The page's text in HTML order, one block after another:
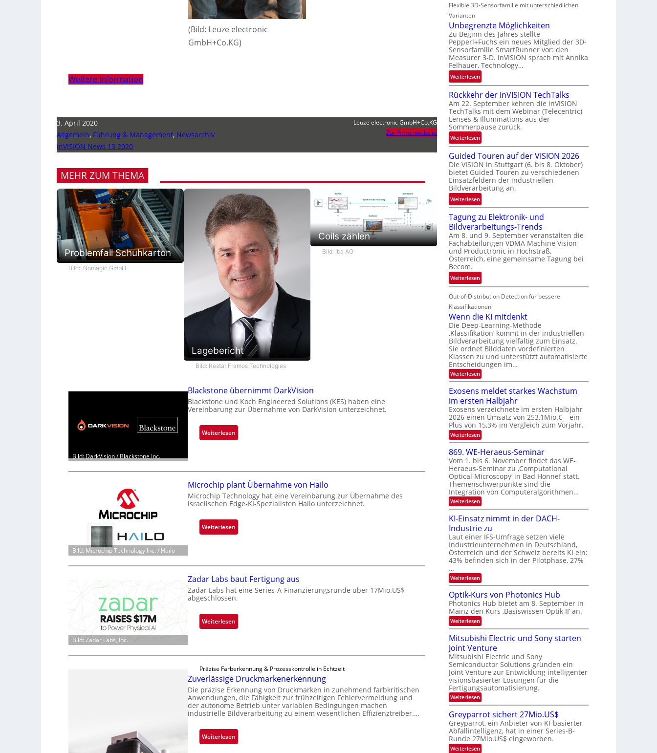
(Bild: Leuze electronic
GmbH+Co.KG)
Weitere Information
3. April 2020
Allgemein, Führung & Management, Newsarchiv
inVISION News 13 2020
Leuze electronic GmbH+Co.KG
Zur Firmenwebsite
MEHR ZUM THEMA
Problemfall Schuhkarton
Bild: .Nomagic GmbH
Lagebericht
Bild: Restar Framos Technologies
Coils zählen
Bild: iba AG
Bild: DarkVision / Blackstone Inc.
Blackstone übernimmt DarkVision
Blackstone und Koch Engineered Solutions (KES) haben eine
Vereinbarung zur Übernahme von DarkVision unterzeichnet.
Weiterlesen:
B
c
k
s
t
n
e
e
r
n
i
m
t
r
k
V
i
s
i
n
Bild: Microchip Technology Inc. / Hailo
Microchip plant Übernahme von Hailo
Microchip Technology hat eine Vereinbarung zur Übernahme des
israelischen Edge-KI-Spezialisten Hailo unterzeichnet.
Weiterlesen:
M
r
o
c
h
p
p
t
Ü
b
e
r
a
h
Bild: Zadar Labs, Inc.
Zadar Labs baut Fertigung aus
Zadar Labs hat eine Series-A-Finanzierungsrunde über 17Mio.US$
abgeschlossen.
Weiterlesen:
Z
r
L
a
b
s
u
Präzise Farberkennung & Prozesskontrolle in Echtzeit
Zuverlässige Druckmarkenerkennung
Die präzise Erkennung von Druckmarken in zunehmend farbkritischen
Anwendungen, die Fähigkeit zur frühzeitigen Fehlervermeidung und
der autonome Betrieb unter variablen Bedingungen machen
industrielle Bildverarbeitung zu einem wesentlichen Effizienztreiber.…
Weiterlesen:
Z
e
s
-
B
-
R
u
n
d
e
o
n
N
e
w
s
Flexible 3D-Sensorfamilie mit unterschiedlichen
Varianten
Unbegrenzte Möglichkeiten
Zu Beginn des Jahres stellte
Pepperl+Fuchs ein neues Mitglied der 3D-
Sensorfamilie SmartRunner vor: den
Measurer 3-D. inVISION sprach mit Annika
Felhauer, Technology…
Weiterlesen:
U
n
b
e
g
r
e
z
t
e
M
g
l
i
c
h
k
e
i
t
e
n
Rückkehr der inVISION TechTalks
Am 22. September kehren die inVISION
TechTalks mit dem Webinar (Telecentric)
Lenses & Illuminations aus der
Sommerpause zurück.
Weiterlesen:
R
ü
c
k
k
e
h
d
e
r
i
n
I
S
I
O
N
T
e
c
h
T
a
l
k
Guided Touren auf der VISION 2026
Die VISION in Stuttgart (6. bis 8. Oktober)
bietet Guided Touren zu verschiedenen
Einsatzfeldern der industriellen
Bildverarbeitung an.
Weiterlesen:
G
u
i
d
e
d
T
o
u
e
n
a
u
f
d
e
r
V
I
S
I
O
N
2
0
2
6
Tagung zu Elektronik- und
Bildverarbeitungs-Trends
Am 8. und 9. September veranstalten die
Fachabteilungen VDMA Machine Vision
und Productronic in Hochstraß,
Österreich, eine gemeinsame Tagung bei
Becom.
Weiterlesen:
T
a
g
u
n
g
z
u
E
l
e
k
t
r
o
n
i
k
-
u
n
d
B
i
l
d
v
e
r
a
r
b
e
i
t
u
n
g
s
-
T
r
e
n
d
s
Out-of-Distribution Detection für bessere
Klassifikationen
Wenn die KI mitdenkt
Die Deep-Learning-Methode
‚Klassifikation‘ kommt in der industriellen
Bildverarbeitung vielfältig zum Einsatz.
Sie ordnet Bilddaten vordefinierten
Klassen zu und unterstützt automatisierte
Entscheidungen im…
Weiterlesen:
W
n
n
d
i
e
K
I
m
i
t
d
e
n
k
t
Exosens meldet starkes Wachstum
im ersten Halbjahr
Exosens verzeichnete im ersten Halbjahr
2026 einen Umsatz von 253,1Mio.€ – ein
Plus von 15,3% im Vergleich zum Vorjahr.
Weiterlesen:
E
x
o
s
e
n
s
m
e
l
d
e
t
s
t
a
r
k
e
W
a
h
s
t
u
m
m
e
r
s
t
e
n
H
a
l
b
j
a
h
r
869. WE-Heraeus-Seminar
Vom 1. bis 6. November findet das WE-
Heraeus-Seminar zu ‚Computational
Optical Microscopy‘ in Bad Honnef statt.
Themenschwerpunkte sind die
Integration von Computeralgorithmen…
Weiterlesen:
8
9
.
W
E
-
H
e
a
e
s
-
S
e
m
i
n
a
r
KI-Einsatz nimmt in der DACH-
Industrie zu
Laut einer IFS-Umfrage setzen viele
Industrieunternehmen in Deutschland,
Österreich und der Schweiz bereits KI ein:
43% befinden sich in der Pilotphase, 27%
…
Weiterlesen:
K
-
E
i
n
s
a
t
z
n
i
m
m
t
i
n
d
e
r
D
A
C
H
-
Optik-Kurs von Photonics Hub
Photonics Hub bietet am 8. September in
Mainz den Kurs ‚Basiswissen Optik II‘ an.
Weiterlesen:
O
p
t
i
k
-
K
u
r
s
v
o
P
h
o
t
o
n
Mitsubishi Electric und Sony starten
Joint Venture
Mitsubishi Electric und Sony
Semiconductor Solutions gründen ein
Joint Venture zur Entwicklung intelligenter
visionsbasierter Lösungen für die
Fertigungsautomatisierung.
Weiterlesen:
M
t
s
u
b
i
s
Greyparrot sichert 27Mio.US$
Greyparrot, ein Anbieter von KI-basierter
Abfallintelligenz, hat in einer Series-B-
Runde 27Mio.US$ eingeworben.
Weiterlesen: